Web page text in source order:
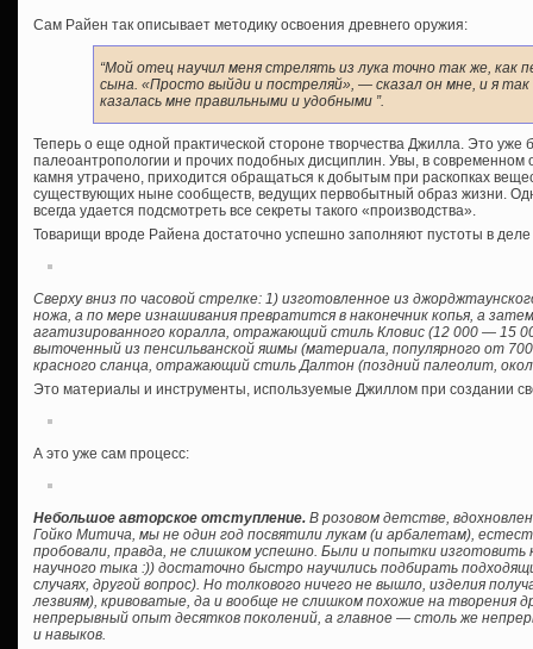
Сам Райен так описывает методику освоения древнего оружия:
“Мой отец научил меня стрелять из лука точно так же, как
сына. «Просто выйди и постреляй», — сказал он мне, и я
казалась мне правильными и удобными ”.
Теперь о еще одной практической стороне творчества Джилла. Это уже
палеоантропологии и прочих подобных дисциплин. Увы, в современном
камня утрачено, приходится обращаться к добытым при раскопках
существующих ныне сообществ, ведущих первобытный образ жизни.
всегда удается подсмотреть все секреты такого «производства».
Товарищи вроде Райена достаточно успешно заполняют пустоты в
Сверху вниз по часовой стрелке: 1) изготовленное из
ножа, а по мере изнашивания превратится в наконечник копья, а
агатизированного коралла, отражающий стиль Кловис (12 000 — 15
выточенный из пенсильванской яшмы (материала, популярного от
красного сланца, отражающий стиль Далтон (поздний палеолит,
Это материалы и инструменты, используемые Джиллом при создании
А это уже сам процесс:
Небольшое авторское отступление. В розовом детстве,
Гойко Митича, мы не один год посвятили лукам (и арбалетам),
пробовали, правда, не слишком успешно. Были и попытки
научного тыка :)) достаточно быстро научились подбирать
случаях, другой вопрос). Но толкового ничего не вышло, изделия
лезвиям), кривоватые, да и вообще не слишком похожие на творения
непрерывный опыт десятков поколений, а главное — столь же
и навыков.